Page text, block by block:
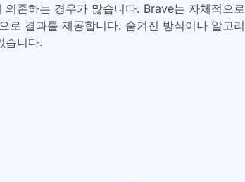
의존하는 경우가 많습니다. Brave는 자체적으로
로 결과를 제공합니다. 숨겨진 방식이나 알고리
습니다.